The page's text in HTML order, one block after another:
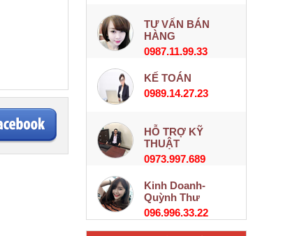
TƯ VẤN BÁN
HÀNG
0987.11.99.33
KẾ TOÁN
0989.14.27.23
HỖ TRỢ KỸ
THUẬT
0973.997.689
Kinh Doanh-
Quỳnh Thư
096.996.33.22